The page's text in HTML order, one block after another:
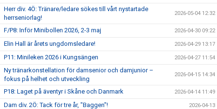
Herr div. 4Ö: Tränare/ledare sökes till vårt nystartade
herrseniorlag!
2026-05-04 12:32
F/P8: Inför Minibollen 2026, 2-3 maj 2026-04-30 09:22
Elin Hall är årets ungdomsledare! 2026-04-29 13:17
P11: Minileken 2026 i Kungsängen 2026-04-27 11:54
Ny tränarkonstellation för damsenior och damjunior –
fokus på helhet och utveckling
2026-04-15 14:34
P18: Laget på äventyr i Skåne och Danmark 2026-04-14 11:49
Dam div. 2Ö: Tack för tre år, "Baggen"! 2026-04-13